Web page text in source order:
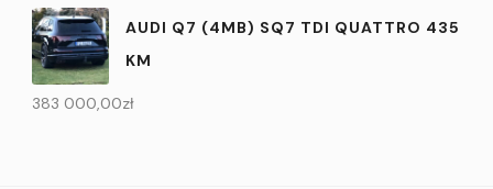
AUDI Q7 (4MB) SQ7 TDI QUATTRO 435
KM
383 000,00zł